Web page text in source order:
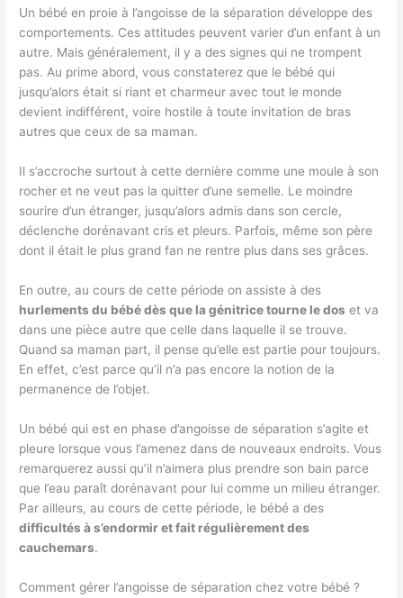
Un bébé en proie à l’angoisse de la séparation développe des
comportements. Ces attitudes peuvent varier d’un enfant à un
autre. Mais généralement, il y a des signes qui ne trompent
pas. Au prime abord, vous constaterez que le bébé qui
jusqu’alors était si riant et charmeur avec tout le monde
devient indifférent, voire hostile à toute invitation de bras
autres que ceux de sa maman.
Il s’accroche surtout à cette dernière comme une moule à son
rocher et ne veut pas la quitter d’une semelle. Le moindre
sourire d’un étranger, jusqu’alors admis dans son cercle,
déclenche dorénavant cris et pleurs. Parfois, même son père
dont il était le plus grand fan ne rentre plus dans ses grâces.
En outre, au cours de cette période on assiste à des
hurlements du bébé dès que la génitrice tourne le dos et va
dans une pièce autre que celle dans laquelle il se trouve.
Quand sa maman part, il pense qu’elle est partie pour toujours.
En effet, c’est parce qu’il n’a pas encore la notion de la
permanence de l’objet.
Un bébé qui est en phase d’angoisse de séparation s’agite et
pleure lorsque vous l’amenez dans de nouveaux endroits. Vous
remarquerez aussi qu’il n’aimera plus prendre son bain parce
que l’eau paraît dorénavant pour lui comme un milieu étranger.
Par ailleurs, au cours de cette période, le bébé a des
difficultés à s’endormir et fait régulièrement des
cauchemars.
Comment gérer l’angoisse de séparation chez votre bébé ?